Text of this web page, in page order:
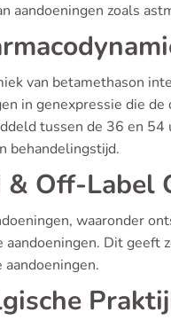
aandoeningen zoals
van betamethason
in genexpressie die
tussen de 36 en 54
behandelingstijd.
& Off-Label
waaronder
Dit geeft